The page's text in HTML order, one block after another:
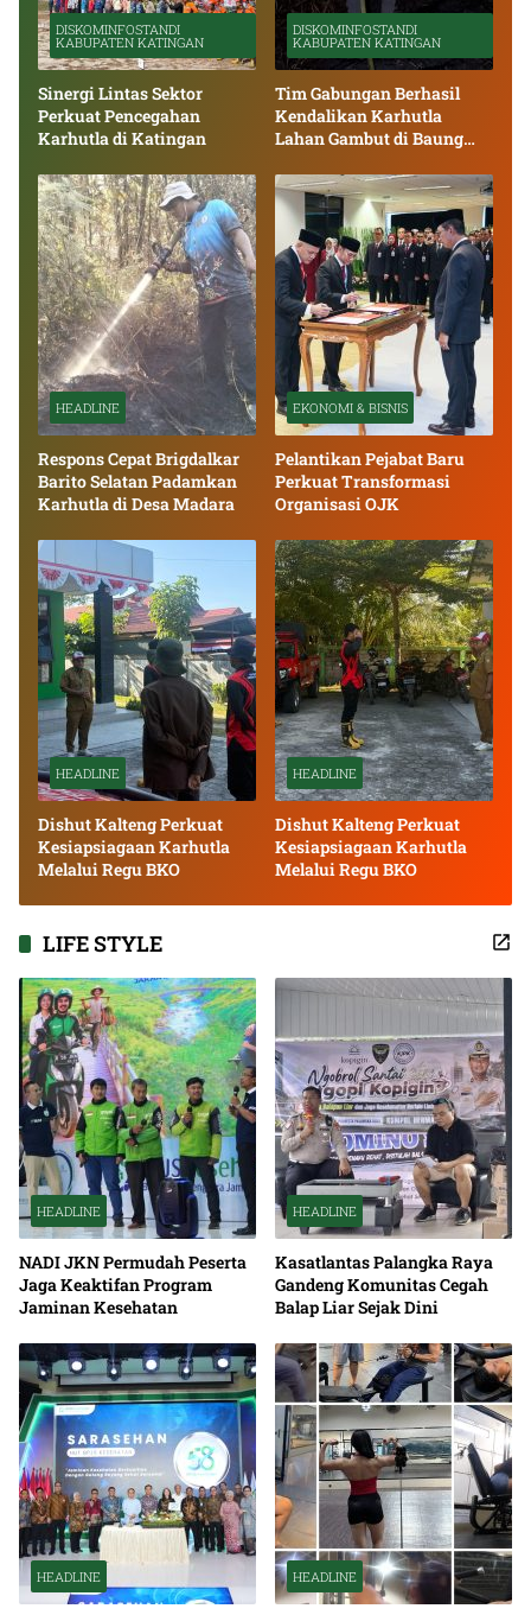
DISKOMINFOSTANDI
KABUPATEN KATINGAN
Sinergi Lintas Sektor
Perkuat Pencegahan
Karhutla di Katingan
DISKOMINFOSTANDI
KABUPATEN KATINGAN
Tim Gabungan Berhasil
Kendalikan Karhutla
Lahan Gambut di Baung
HEADLINE
Respons Cepat Brigdalkar
Barito Selatan Padamkan
Karhutla di Desa Madara
EKONOMI & BISNIS
Pelantikan Pejabat Baru
Perkuat Transformasi
Organisasi OJK
HEADLINE
Dishut Kalteng Perkuat
Kesiapsiagaan Karhutla
Melalui Regu BKO
HEADLINE
Dishut Kalteng Perkuat
Kesiapsiagaan Karhutla
Melalui Regu BKO
LIFE STYLE
HEADLINE
NADI JKN Permudah Peserta
Jaga Keaktifan Program
Jaminan Kesehatan
HEADLINE
Kasatlantas Palangka Raya
Gandeng Komunitas Cegah
Balap Liar Sejak Dini
HEADLINE HEADLINE